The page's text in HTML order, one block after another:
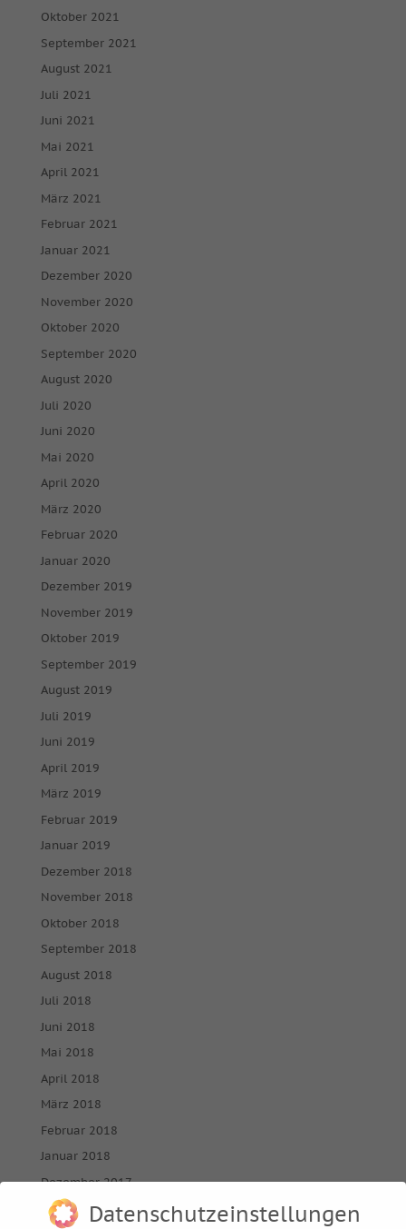
Oktober 2021
September 2021
August 2021
Juli 2021
Juni 2021
Mai 2021
April 2021
März 2021
Februar 2021
Januar 2021
Dezember 2020
November 2020
Oktober 2020
September 2020
August 2020
Juli 2020
Juni 2020
Mai 2020
April 2020
März 2020
Februar 2020
Januar 2020
Dezember 2019
November 2019
Oktober 2019
September 2019
August 2019
Juli 2019
Juni 2019
April 2019
März 2019
Februar 2019
Januar 2019
Dezember 2018
November 2018
Oktober 2018
September 2018
August 2018
Juli 2018
Juni 2018
Mai 2018
April 2018
März 2018
Februar 2018
Januar 2018
Dezember 2017
November 2017Datenschutzeinstellungen